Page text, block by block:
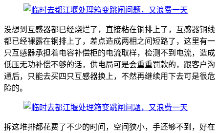
没想到互感器都已经烧烂了，直接粘在铜排上了，互感器铜线
都已经裸露在铜排上了，差点造成两相之间短路了，这里有一
只互感器承担着电容补偿柜的电流取样，检测不到电流，造成
低压无功补偿不够的话，供电局可是会重重罚款的，跟客户沟
通后，只能去买四只互感器换上，不然再继续用下去可是很危
险的。
拆这堆排都花费了不少的时间，空间狭小，手还够不到，好在